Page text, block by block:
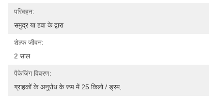
परिवहन:
समुद्र या हवा के द्वारा
शेल्फ जीवन:
2 साल
पैकेजिंग विवरण:
ग्राहकों के अनुरोध के रूप में 25 किलो / ड्रम,